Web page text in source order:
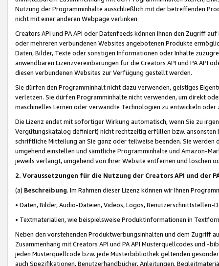
Nutzung der Programminhalte ausschließlich mit der betreffenden
nicht mit einer anderen Webpage verlinken.
Creators API und PA API oder Datenfeeds können Ihnen den Zugriff
oder mehreren verbundenen Websites angebotenen Produkte
Daten, Bilder, Texte oder sonstigen Informationen oder Inhalte
anwendbaren Lizenzvereinbarungen für die Creators API und PA API
diesen verbundenen Websites zur Verfügung gestellt werden.
Sie dürfen den Programminhalt nicht dazu verwenden, geistiges
verletzen. Sie dürfen Programminhalte nicht verwenden, um direkt
maschinelles Lernen oder verwandte Technologien zu entwickeln
Die Lizenz endet mit sofortiger Wirkung automatisch, wenn Sie zu
Vergütungskatalog definiert) nicht rechtzeitig erfüllen bzw. ansonsten
schriftliche Mitteilung an Sie ganz oder teilweise beenden. Sie werden
umgehend einstellen und sämtliche Programminhalte und Amazon-
jeweils verlangt, umgehend von Ihrer Website entfernen und löschen
2. Voraussetzungen für die Nutzung der Creators API und der
(a) Beschreibung. Im Rahmen dieser Lizenz können wir Ihnen
• Daten, Bilder, Audio-Dateien, Videos, Logos, Benutzerschnittstellen-
• Textmaterialien, wie beispielsweise Produktinformationen in
Neben den vorstehenden Produktwerbungsinhalten und dem Zugriff
Zusammenhang mit Creators API und PA API Musterquellcodes und
jeden Musterquellcode bzw. jede Musterbibliothek geltenden
auch Spezifikationen, Benutzerhandbücher, Anleitungen,